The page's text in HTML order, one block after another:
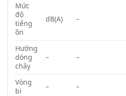
Mức
độ
tiếng
ồn
dB(A) –
Hướng
dòng
chảy
– –
Vòng
bi
– –